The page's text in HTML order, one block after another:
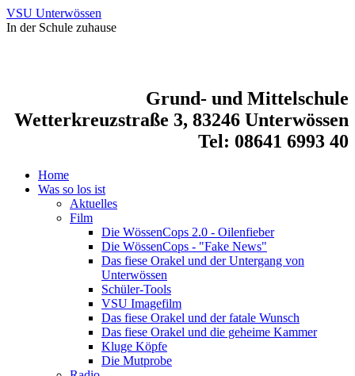
VSU Unterwössen
In der Schule zuhause
Grund- und Mittelschule
Wetterkreuzstraße 3, 83246 Unterwössen
Tel: 08641 6993 40
Home
Was so los ist
Aktuelles
Film
Die WössenCops 2.0 - Oilenfieber
Die WössenCops - "Fake News"
Das fiese Orakel und der Untergang von
Unterwössen
Schüler-Tools
VSU Imagefilm
Das fiese Orakel und der fatale Wunsch
Das fiese Orakel und die geheime Kammer
Kluge Köpfe
Die Mutprobe